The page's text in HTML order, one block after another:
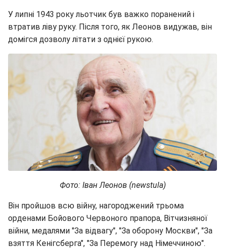
У липні 1943 року льотчик був важко поранений і
втратив ліву руку. Після того, як Леонов видужав, він
домігся дозволу літати з однієї рукою.
Фото: Іван Леонов (newstula)
Він пройшов всю війну, нагороджений трьома
орденами Бойового Червоного прапора, Вітчизняної
війни, медалями "За відвагу", "За оборону Москви", "За
взяття Кенігсберга", "За Перемогу над Німеччиною".